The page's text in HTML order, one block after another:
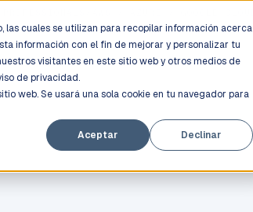
las cuales se utilizan para recopilar información acerca
información con el fin de mejorar y personalizar tu
visitantes en este sitio web y otros medios de
de privacidad.
web. Se usará una sola cookie en tu navegador para
Aceptar
Declinar